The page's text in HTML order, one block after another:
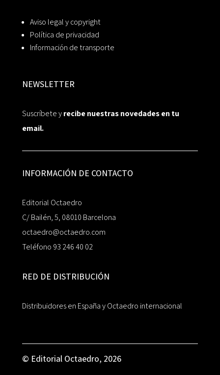
Aviso legal y copyright
Política de privacidad
Información de transporte
NEWSLETTER
Suscríbete yrecibe nuestras novedades en tu
email.
INFORMACIÓN DE CONTACTO
Editorial Octaedro
C/ Bailén, 5, 08010 Barcelona
octaedro@octaedro.com
Teléfono 93 246 40 02
RED DE DISTRIBUCIÓN
Distribuidores en España y Octaedro internacional
© Editorial Octaedro, 2026